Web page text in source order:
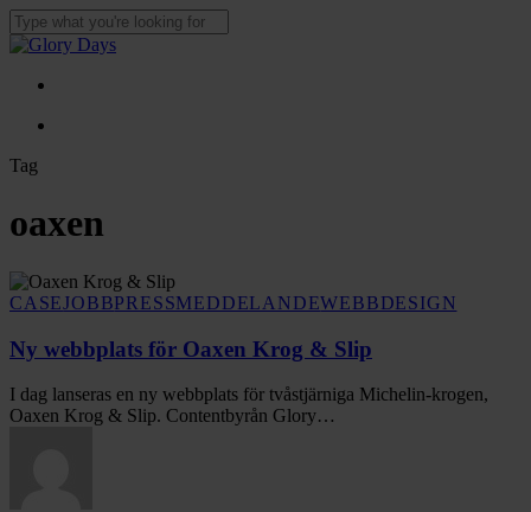
Skip
to
content
Close
Menu
Tag
oaxen
Ny
webbplats
Oaxen
Krog
&
Slip
CASEJOBBPRESSMEDDELANDEWEBBDESIGN
Ny webbplats för Oaxen Krog & Slip
I dag lanseras en ny webbplats för tvåstjärniga Michelin-krogen,
Oaxen Krog & Slip. Contentbyrån Glory…